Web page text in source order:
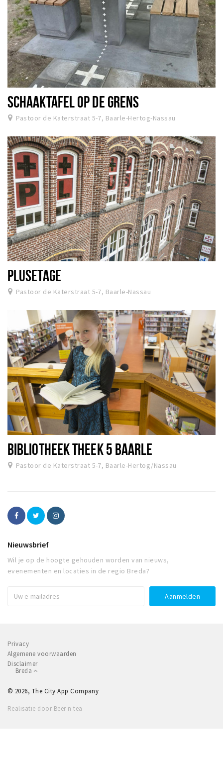
SCHAAKTAFEL OP DE GRENS
Pastoor de Katerstraat 5-7, Baarle-Hertog-Nassau
PLUSETAGE
Pastoor de Katerstraat 5-7, Baarle-Nassau
BIBLIOTHEEK THEEK 5 BAARLE
Pastoor de Katerstraat 5-7, Baarle-Hertog/Nassau
Nieuwsbrief
Wil je op de hoogte gehouden worden van nieuws,
evenementen en locaties in de regio Breda?
Privacy
Algemene voorwaarden
Disclaimer
Breda
© 2026, The City App Company
Realisatie door Beer n tea